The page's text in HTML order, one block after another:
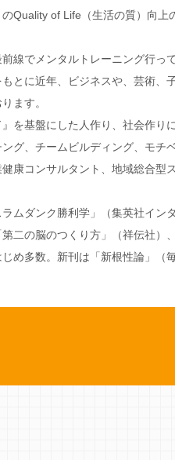
Quality of Life（生活の質）向上
線でメンタルトレーニング行っ
とに近年、ビジネスや、芸術、
ます。
』を基盤にした人作り、社会作
グ、チームビルディング、モチ
康コンサルタント、地域総合型
ムダンク勝利学」（集英社イン
第二の脳のつくり方」（祥伝社
め多数。新刊は「新根性論」（